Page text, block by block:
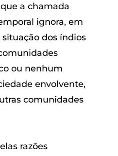
a chamada
ignora, em
dos índios
ou nenhum
envolvente,
comunidades
razões